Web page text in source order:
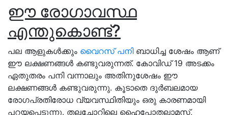
ഈ രോഗാവസ്ഥ
എന്തുകൊണ്ട്?
പല ആളുകൾക്കും വൈറസ് പനിബാധിച്ച ശേഷം ആണ്
ഈ ലക്ഷണങ്ങൾ കണ്ടുവരുന്നത്. കോവിഡ് 19 അടക്കം
ഏതുതരം പനി വന്നാലും അതിനുശേഷം ഈ
ലക്ഷണങ്ങൾ കണ്ടുവരുന്നു. കൂടാതെ ദുർബലമായ
രോഗപ്രതിരോധ വ്യവസ്ഥിതിയും ഒരു കാരണമായി
പറയപ്പെടുന്നു. തലച്ചോറിലെ ഹൈപ്പോതലാമസ്,